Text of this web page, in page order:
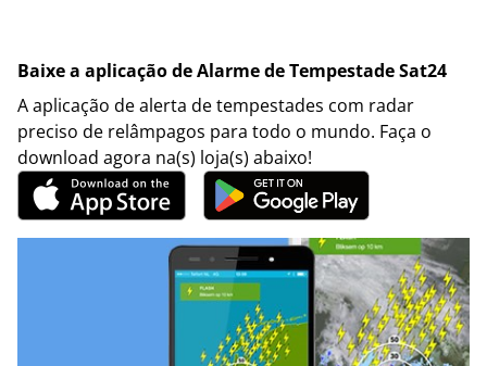
Baixe a aplicação de Alarme de Tempestade Sat24
A aplicação de alerta de tempestades com radar
preciso de relâmpagos para todo o mundo. Faça o
download agora na(s) loja(s) abaixo!